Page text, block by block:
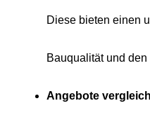
Diese bieten einen
Bauqualität und
Angebote